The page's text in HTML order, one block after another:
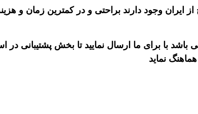
وجود دارند براحتی و در کمترین زمان و
با برای ما ارسال نمایید تا بخش پشتیبانی
نماید